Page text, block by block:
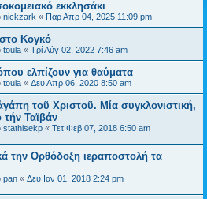
εκκλησάκι
nickzark « Παρ Απρ 04, 2025 11:09 pm
Κογκό
toula « Τρί Αύγ 02, 2022 7:46 am
ελπίζουν για θαύματα
toula « Δευ Απρ 06, 2020 8:50 am
τοῦ Χριστοῦ. Μία συγκλονιστική,
τήν Ταϊβάν
stathisekp « Τετ Φεβ 07, 2018 6:50 am
την Ορθόδοξη ιεραποστολή τα
pan « Δευ Ιαν 01, 2018 2:24 pm